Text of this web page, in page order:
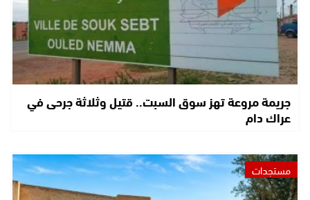
جريمة مروعة تهز سوق السبت.. قتيل وثلاثة جرحى في
عراك دام
مستجدات